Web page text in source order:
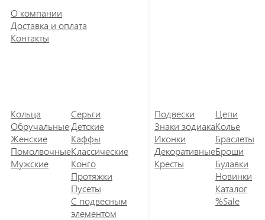
О компании
Доставка и оплата
Контакты
Кольца
Обручальные
Женские
Помолвочные
Мужские
Серьги
Детские
Каффы
Классические
Конго
Протяжки
Пусеты
С подвесным
элементом
Подвески
Знаки зодиака
Иконки
Декоративные
Кресты
Цепи
Колье
Браслеты
Броши
Булавки
Новинки
Каталог
%Sale